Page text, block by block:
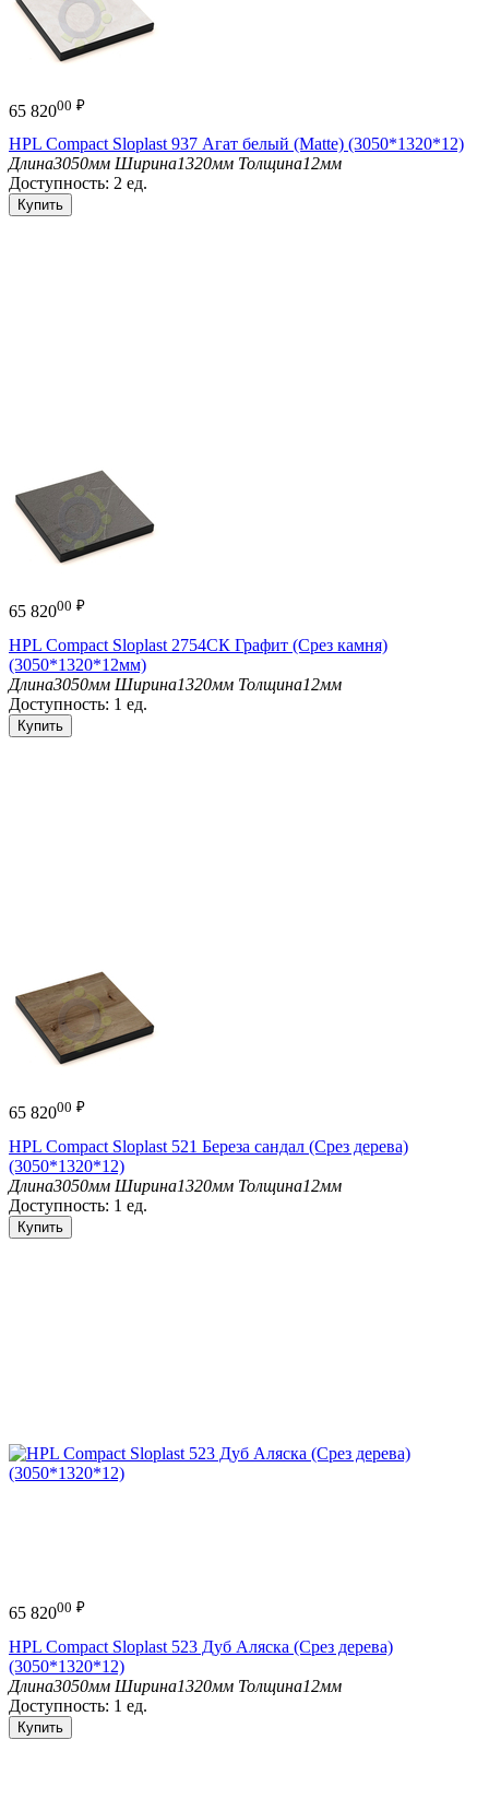
65 82000 ₽
HPL Compact Sloplast 937 Агат белый (Matte) (3050*1320*12)
Длина3050мм Ширина1320мм Толщина12мм
Доступность: 2 ед.
Купить
65 82000 ₽
HPL Compact Sloplast 2754СК Графит (Срез камня)
(3050*1320*12мм)
Длина3050мм Ширина1320мм Толщина12мм
Доступность: 1 ед.
Купить
65 82000 ₽
HPL Compact Sloplast 521 Береза сандал (Срез дерева)
(3050*1320*12)
Длина3050мм Ширина1320мм Толщина12мм
Доступность: 1 ед.
Купить
65 82000 ₽
HPL Compact Sloplast 523 Дуб Аляска (Срез дерева)
(3050*1320*12)
Длина3050мм Ширина1320мм Толщина12мм
Доступность: 1 ед.
Купить